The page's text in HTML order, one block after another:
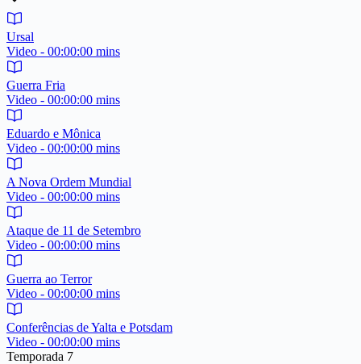
Ursal
Video - 00:00:00 mins
Guerra Fria
Video - 00:00:00 mins
Eduardo e Mônica
Video - 00:00:00 mins
A Nova Ordem Mundial
Video - 00:00:00 mins
Ataque de 11 de Setembro
Video - 00:00:00 mins
Guerra ao Terror
Video - 00:00:00 mins
Conferências de Yalta e Potsdam
Video - 00:00:00 mins
Temporada 7